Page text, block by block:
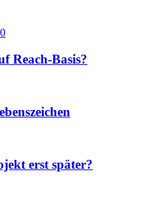
Reach-Basis?
erst später?